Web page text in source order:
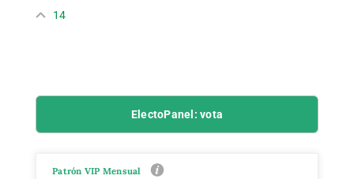
14
ElectoPanel: vota
Patrón VIP Mensual